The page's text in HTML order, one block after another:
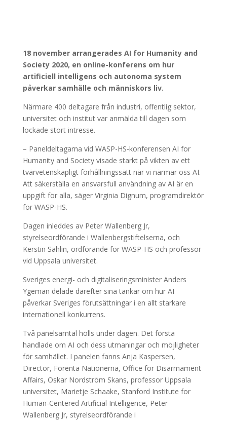
18 november arrangerades AI for Humanity and
Society 2020, en online-konferens om hur
artificiell intelligens och autonoma system
påverkar samhälle och människors liv.
Närmare 400 deltagare från industri, offentlig sektor,
universitet och institut var anmälda till dagen som
lockade stort intresse.
– Paneldeltagarna vid WASP-HS-konferensen AI for
Humanity and Society visade starkt på vikten av ett
tvärvetenskapligt förhållningssätt när vi närmar oss AI.
Att säkerställa en ansvarsfull användning av AI är en
uppgift för alla, säger Virginia Dignum, programdirektör
för WASP-HS.
Dagen inleddes av Peter Wallenberg Jr,
styrelseordförande i Wallenbergstiftelserna, och
Kerstin Sahlin, ordförande för WASP-HS och professor
vid Uppsala universitet.
Sveriges energi- och digitaliseringsminister Anders
Ygeman delade därefter sina tankar om hur AI
påverkar Sveriges förutsättningar i en allt starkare
internationell konkurrens.
Två panelsamtal hölls under dagen. Det första
handlade om AI och dess utmaningar och möjligheter
för samhället. I panelen fanns Anja Kaspersen,
Director, Förenta Nationerna, Office for Disarmament
Affairs, Oskar Nordström Skans, professor Uppsala
universitet, Marietje Schaake, Stanford Institute for
Human-Centered Artificial Intelligence, Peter
Wallenberg Jr, styrelseordförande i